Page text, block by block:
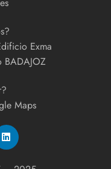
Exma
Maps